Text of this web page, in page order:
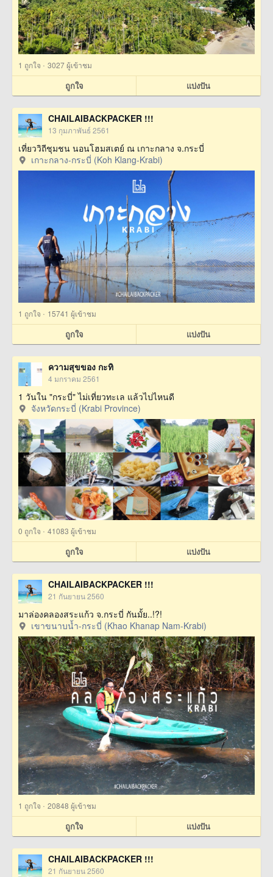
1 ถูกใจ · 3027 ผู้เข้าชม
ถูกใจ แบ่งปัน
CHAILAIBACKPACKER !!!
13 กุมภาพันธ์ 2561
เที่ยววิถีชุมชน นอนโฮมสเตย์ ณ เกาะกลาง จ.กระบี่
เกาะกลาง-กระบี่ (Koh Klang-Krabi)
1 ถูกใจ · 15741 ผู้เข้าชม
ถูกใจ แบ่งปัน
ความสุขของ กะทิ
4 มกราคม 2561
1 วันใน "กระบี่" ไม่เที่ยวทะเล แล้วไปไหนดี
จังหวัดกระบี่ (Krabi Province)
0 ถูกใจ · 41083 ผู้เข้าชม
ถูกใจ แบ่งปัน
CHAILAIBACKPACKER !!!
21 กันยายน 2560
มาล่องคลองสระแก้ว จ.กระบี่ กันมั้ย..!?!
เขาขนาบน้ำ-กระบี่ (Khao Khanap Nam-Krabi)
1 ถูกใจ · 20848 ผู้เข้าชม
ถูกใจ แบ่งปัน
CHAILAIBACKPACKER !!!
21 กันยายน 2560